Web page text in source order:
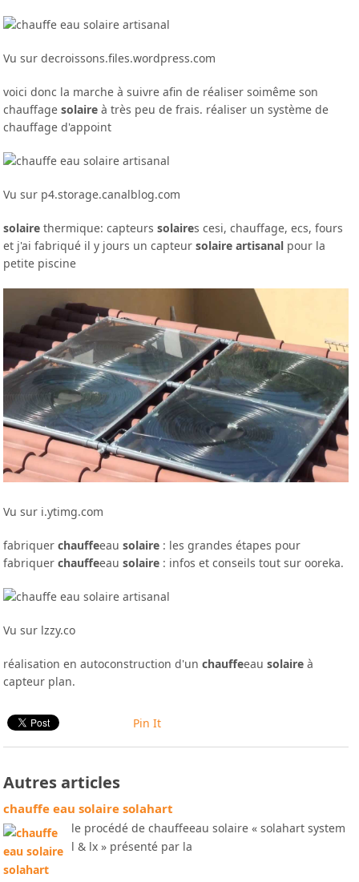
Vu sur decroissons.files.wordpress.com
voici donc la marche à suivre afin de réaliser soimême son
chauffagesolaire à très peu de frais. réaliser un système de
chauffage d'appoint
Vu sur p4.storage.canalblog.com
solaire thermique: capteurssolaires cesi, chauffage, ecs, fours
et j'ai fabriqué il y jours un capteursolaire artisanal pour la
petite piscine
Vu sur i.ytimg.com
fabriquerchauffeeausolaire : les grandes étapes pour
fabriquerchauffeeausolaire : infos et conseils tout sur ooreka.
Vu sur lzzy.co
réalisation en autoconstruction d'unchauffeeausolaire à
capteur plan.
Pin It
Autres articles
chauffe eau solaire solahart
le procédé de chauffeeau solaire « solahart system
l & lx » présenté par la